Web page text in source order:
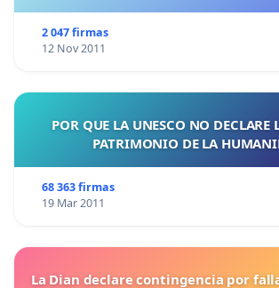
2 047 firmas
12 Nov 2011
POR QUE LA UNESCO NO DECLARE
PATRIMONIO DE LA
68 363 firmas
19 Mar 2011
La Dian declare contingencia por